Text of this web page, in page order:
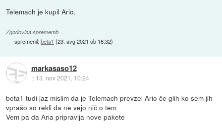
Telemach je kupil Ario.
Zgodovina sprememb…
spremenil:beta1 (23. avg 2021 ob 16:32)
markasaso12
:: 13. nov 2021, 10:24
beta1 tudi jaz mislim da je Telemach prevzel Ario če glih ko sem jih
vprašo so rekli da ne vejo nič o tem
Vem pa da Aria pripravlja nove pakete